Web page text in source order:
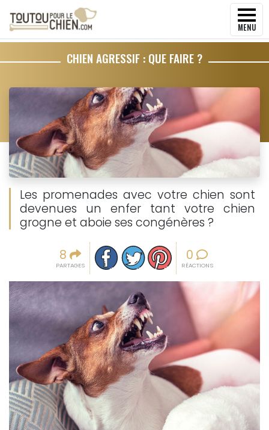
MENU
CHIEN AGRESSIF : QUE FAIRE ?
Les promenades avec votre chien sont
devenues un enfer tant votre chien
grogne et aboie ses congénères ?
8
PARTAGES
Partager sur facebook
Partager sur Twitter
Epingler sur Pinterest
0
RÉACTIONS